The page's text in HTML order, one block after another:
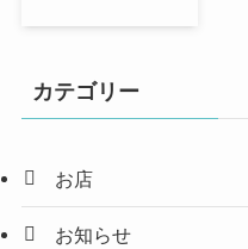
カテゴリー
お店
お知らせ